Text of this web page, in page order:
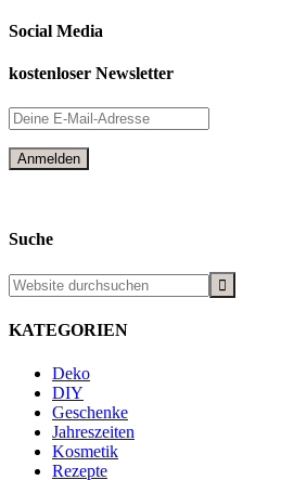
Social Media
kostenloser Newsletter
Suche
KATEGORIEN
Deko
DIY
Geschenke
Jahreszeiten
Kosmetik
Rezepte